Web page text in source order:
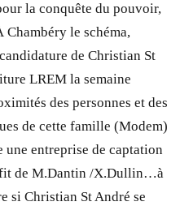
la conquête du pouvoir,
le schéma,
de Christian St
LREM la semaine
des personnes et des
de cette famille (Modem)
une entreprise de captation
de M.Dantin /X.Dullin…à
si Christian St André se